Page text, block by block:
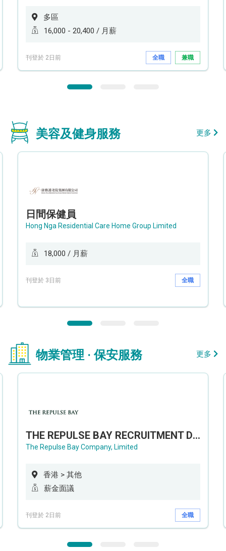
多區
16,000 - 20,400 / 月薪
刊登於 2日前 全職 兼職
美容及健身服務 更多
日間保健員
Hong Nga Residential Care Home Group Limited
18,000 / 月薪
刊登於 3日前 全職
物業管理 · 保安服務 更多
THE REPULSE BAY RECRUITMENT DAY 淺水灣影灣園人才招聘會
The Repulse Bay Company, Limited
香港 > 其他
薪金面議
刊登於 2日前 全職